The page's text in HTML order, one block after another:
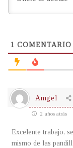
1 COMENTARIO
Amgel
2 años atrás
Excelente trabajo,
mismo de las